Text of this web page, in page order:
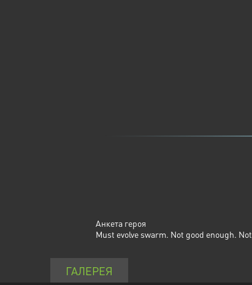
Анкета героя
Must evolve swarm. Not good enough.
ГАЛЕРЕЯ